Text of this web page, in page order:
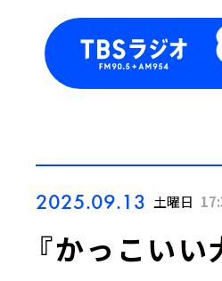
2025.09.13 土曜日
『かっこいい